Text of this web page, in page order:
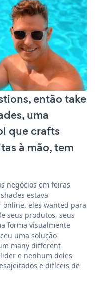
então take
uma
que crafts
à mão, tem
negócios em feiras
estava
eles wanted para
seus produtos, seus
forma visualmente
uma solução
many different
e nenhum deles
e difíceis de